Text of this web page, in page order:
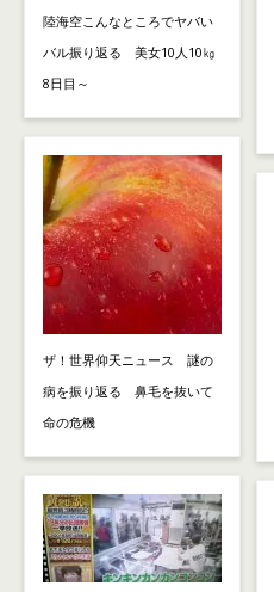
陸海空こんなところでヤバい
バル振り返る 美女10人10㎏
8日目～
ザ！世界仰天ニュース 謎の
病を振り返る 鼻毛を抜いて
命の危機